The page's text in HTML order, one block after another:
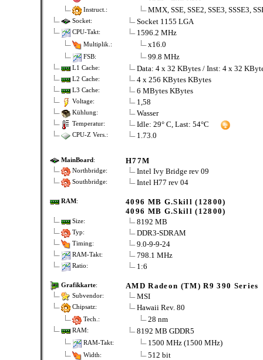
Instruct.: MMX, SSE, SSE2, SSE3, SSSE3,
Socket: Socket 1155 LGA
CPU-Takt: 1596.2 MHz
Multiplik.: x16.0
FSB: 99.8 MHz
L1 Cache: Data: 4 x 32 KBytes / Inst: 4 x 32
L2 Cache: 4 x 256 KBytes KBytes
L3 Cache: 6 MBytes KBytes
Voltage: 1,58
Kühlung: Wasser
Temperatur: Idle: 29° C, Last: 54°C
CPU-Z Vers.: 1.73.0
MainBoard: H77M
Northbridge: Intel Ivy Bridge rev 09
Southbridge: Intel H77 rev 04
RAM:
4096 MB G.Skill (12800)
4096 MB G.Skill (12800)
Size: 8192 MB
Typ: DDR3-SDRAM
Timing: 9.0-9-9-24
RAM-Takt: 798.1 MHz
Ratio: 1:6
Grafikkarte: AMD Radeon (TM) R9 390 Series
Subvendor: MSI
Chipsatz: Hawaii Rev. 80
Tech.: 28 nm
RAM: 8192 MB GDDR5
RAM-Takt: 1500 MHz (1500 MHz)
Width: 512 bit